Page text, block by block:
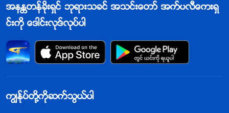
အနႏၲတန္ခိုးရွင္ ဘုရားသခင္ အသင္းေတာ္ အက္ပလီေကးရွ
င္းကို ေဒါင္းလုဒ္လုပ္ပါ
ကြၽန္ုပ္တို႔ကိုဆက္သြယ္ပါ